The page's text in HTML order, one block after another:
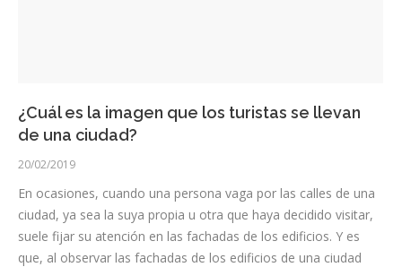
¿Cuál es la imagen que los turistas se llevan
de una ciudad?
20/02/2019
En ocasiones, cuando una persona vaga por las calles de una
ciudad, ya sea la suya propia u otra que haya decidido visitar,
suele fijar su atención en las fachadas de los edificios. Y es
que, al observar las fachadas de los edificios de una ciudad